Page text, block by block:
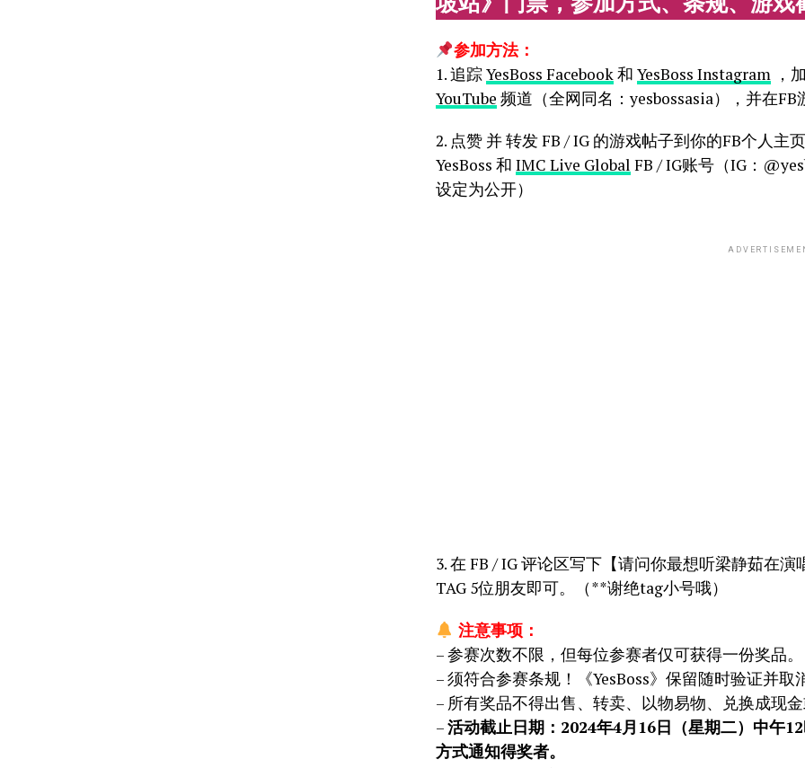
参加方法：
1. 追踪YesBoss Facebook和 YesBoss Instagram，
YouTube 频道（全网同名：yesbossasia），并在
2. 点赞 并 转发 FB / IG 的游戏帖子到你的FB个人主
YesBoss 和 IMC Live Global FB / IG账号（IG：
设定为公开）
3. 在 FB / IG 评论区写下【请问你最想听梁静茹在
TAG 5位朋友即可。（**谢绝tag小号哦）
注意事项：
– 参赛次数不限，但每位参赛者仅可获得一份奖品。
– 须符合参赛条规！《YesBoss》保留随时验证并
– 所有奖品不得出售、转卖、以物易物、兑换成现
–活动截止日期：2024年4月16日（星期二）中午
方式通知得奖者。